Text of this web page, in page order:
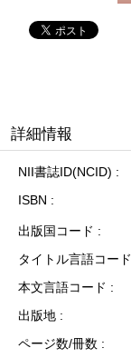
詳細情報
NII書誌ID(NCID)
ISBN
出版国コード
タイトル言語コード
本文言語コード
出版地
ページ数/冊数